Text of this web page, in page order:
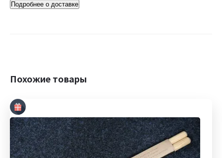
Подробнее о доставке
Похожие товары